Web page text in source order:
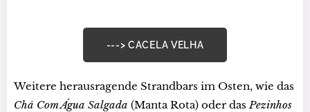
---> CACELA VELHA
Weitere herausragende Strandbars im Osten, wie das
Chá Com Água Salgada (Manta Rota) oder das Pezinhos